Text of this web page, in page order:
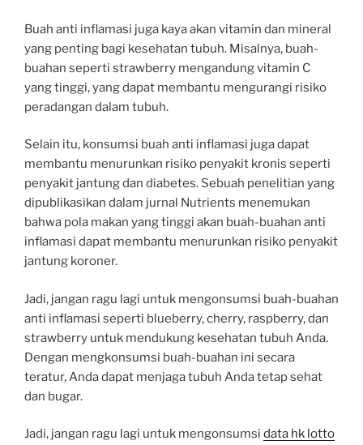
Buah anti inflamasi juga kaya akan vitamin dan mineral
yang penting bagi kesehatan tubuh. Misalnya, buah-
buahan seperti strawberry mengandung vitamin C
yang tinggi, yang dapat membantu mengurangi risiko
peradangan dalam tubuh.
Selain itu, konsumsi buah anti inflamasi juga dapat
membantu menurunkan risiko penyakit kronis seperti
penyakit jantung dan diabetes. Sebuah penelitian yang
dipublikasikan dalam jurnal Nutrients menemukan
bahwa pola makan yang tinggi akan buah-buahan anti
inflamasi dapat membantu menurunkan risiko penyakit
jantung koroner.
Jadi, jangan ragu lagi untuk mengonsumsi buah-buahan
anti inflamasi seperti blueberry, cherry, raspberry, dan
strawberry untuk mendukung kesehatan tubuh Anda.
Dengan mengkonsumsi buah-buahan ini secara
teratur, Anda dapat menjaga tubuh Anda tetap sehat
dan bugar.
Jadi, jangan ragu lagi untuk mengonsumsi data hk lotto